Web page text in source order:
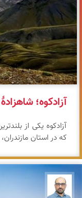
آزادکوه؛
آزادکوه یکی از
که در استان